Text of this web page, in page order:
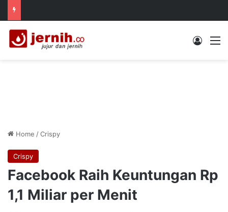
Log In
Home /Crispy
Crispy
Facebook Raih Keuntungan Rp
1,1 Miliar per Menit